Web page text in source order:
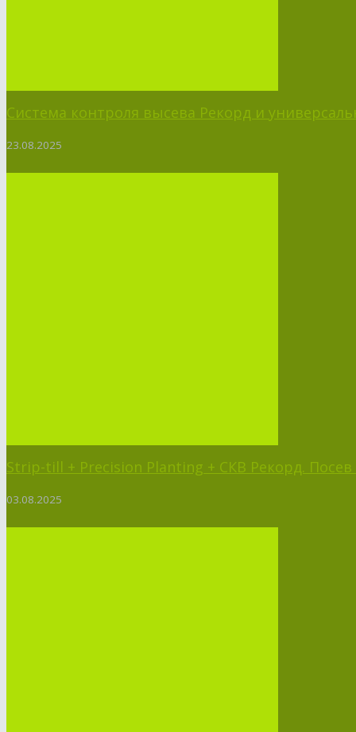
Система контроля высева Рекорд и
23.08.2025
Strip-till + Precision Planting + СКВ Рекорд.
03.08.2025